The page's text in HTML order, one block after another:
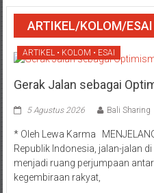
ARTIKEL/KOLOM/ESAI
ARTIKEL • KOLOM • ESAI
Gerak Jalan sebagai
5 Agustus 2026 Bali Sharing
* Oleh Lewa Karma
Republik Indonesia, jalan-jalan
menjadi ruang perjumpaan
kegembiraan rakyat,